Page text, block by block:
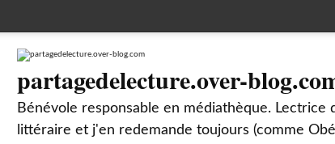
partagedelecture.over-
Bénévole responsable en médiathèque.
littéraire et j'en redemande toujours (comme